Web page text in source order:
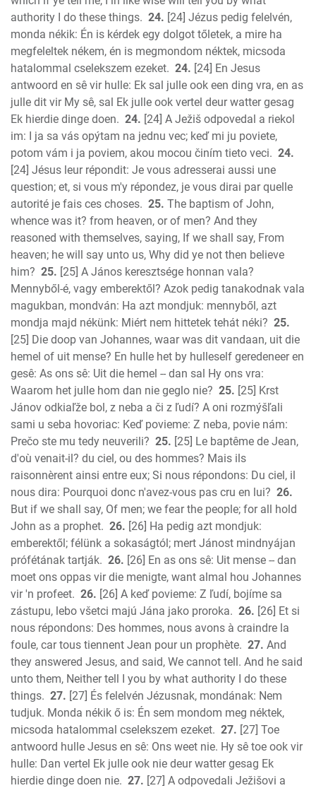
authority I do these things. 24. [24] Jézus pedig felelvén,
monda nékik: Én is kérdek egy dolgot tőletek, a mire ha
megfeleltek nékem, én is megmondom néktek, micsoda
hatalommal cselekszem ezeket. 24. [24] En Jesus
antwoord en sê vir hulle: Ek sal julle ook een ding vra, en as
julle dit vir My sê, sal Ek julle ook vertel deur watter gesag
Ek hierdie dinge doen. 24. [24] A Ježiš odpovedal a riekol
im: I ja sa vás opýtam na jednu vec; keď mi ju poviete,
potom vám i ja poviem, akou mocou činím tieto veci. 24.
[24] Jésus leur répondit: Je vous adresserai aussi une
question; et, si vous m'y répondez, je vous dirai par quelle
autorité je fais ces choses. 25. The baptism of John,
whence was it? from heaven, or of men? And they
reasoned with themselves, saying, If we shall say, From
heaven; he will say unto us, Why did ye not then believe
him? 25. [25] A János keresztsége honnan vala?
Mennyből-é, vagy emberektől? Azok pedig tanakodnak vala
magukban, mondván: Ha azt mondjuk: mennyből, azt
mondja majd nékünk: Miért nem hittetek tehát néki? 25.
[25] Die doop van Johannes, waar was dit vandaan, uit die
hemel of uit mense? En hulle het by hulleself geredeneer en
gesê: As ons sê: Uit die hemel -- dan sal Hy ons vra:
Waarom het julle hom dan nie geglo nie? 25. [25] Krst
Jánov odkiaľže bol, z neba a či z ľudí? A oni rozmýšľali
sami u seba hovoriac: Keď povieme: Z neba, povie nám:
Prečo ste mu tedy neuverili? 25. [25] Le baptême de Jean,
d'où venait-il? du ciel, ou des hommes? Mais ils
raisonnèrent ainsi entre eux; Si nous répondons: Du ciel, il
nous dira: Pourquoi donc n'avez-vous pas cru en lui? 26.
But if we shall say, Of men; we fear the people; for all hold
John as a prophet. 26. [26] Ha pedig azt mondjuk:
emberektől; félünk a sokaságtól; mert Jánost mindnyájan
prófétának tartják. 26. [26] En as ons sê: Uit mense -- dan
moet ons oppas vir die menigte, want almal hou Johannes
vir 'n profeet. 26. [26] A keď povieme: Z ľudí, bojíme sa
zástupu, lebo všetci majú Jána jako proroka. 26. [26] Et si
nous répondons: Des hommes, nous avons à craindre la
foule, car tous tiennent Jean pour un prophète. 27. And
they answered Jesus, and said, We cannot tell. And he said
unto them, Neither tell I you by what authority I do these
things. 27. [27] És felelvén Jézusnak, mondának: Nem
tudjuk. Monda nékik ő is: Én sem mondom meg néktek,
micsoda hatalommal cselekszem ezeket. 27. [27] Toe
antwoord hulle Jesus en sê: Ons weet nie. Hy sê toe ook vir
hulle: Dan vertel Ek julle ook nie deur watter gesag Ek
hierdie dinge doen nie. 27. [27] A odpovedali Ježišovi a